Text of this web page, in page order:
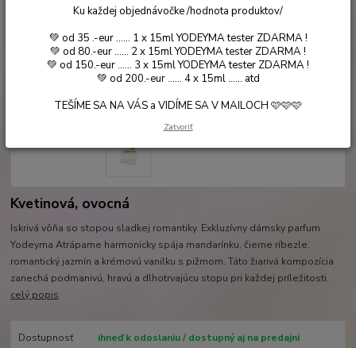
Kvetinová, ovocná
Iskrivá vôňa so stopou sladkej romantiky. Exkluzívny dámsky parfum
Yodeyma Atrápame harmonicky spája mandarínku, čierne ríbezle,
romantický jazmín a krémovú vanilku s pižmom. Táto žiarivá kompozícia
zanechá podmanivú, hravú a dlhotrvajúcu stopu pri každej príležitosti.
celý popis
Dostupnosť ihneď k odoslaniu / dostupný aj na predajni
Ku každej objednávočke /hodnota produktov/
💚 od 35 .-eur ...... 1 x 15ml YODEYMA tester ZDARMA !
💚 od 80.-eur ...... 2 x 15ml YODEYMA tester ZDARMA !
💚 od 150.-eur ...... 3 x 15ml YODEYMA tester ZDARMA !
💚 od 200.-eur ...... 4 x 15ml ...... atd
TEŠÍME SA NA VÁS a VIDÍME SA V MAILOCH 🩷🩷🩷
Zatvoriť